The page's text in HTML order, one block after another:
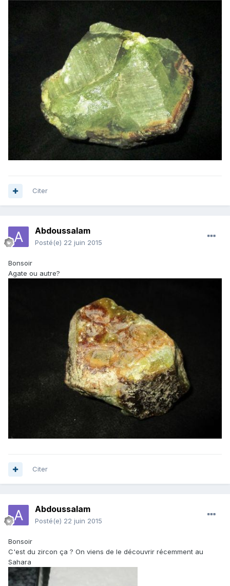
Citer
Abdoussalam
Posté(e) 22 juin 2015
Bonsoir
Agate ou autre?
Citer
Abdoussalam
Posté(e) 22 juin 2015
Bonsoir
C'est du zircon ça ? On viens de le découvrir récemment au
Sahara